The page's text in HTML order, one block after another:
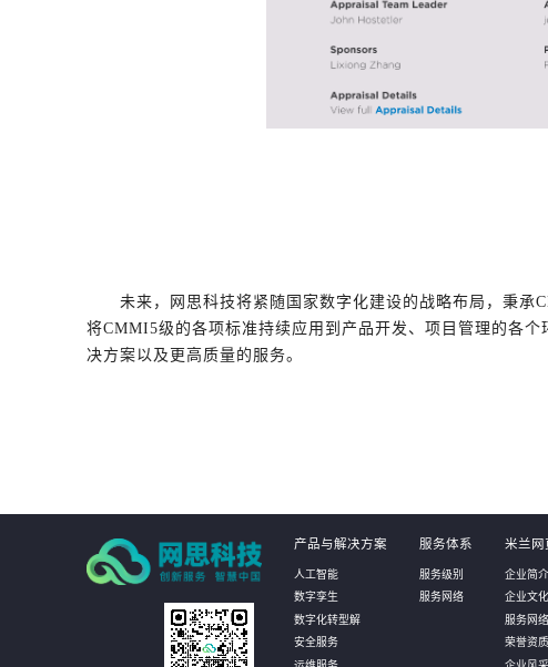
未来，网思科技将紧随国家数字化建设的战略布局，秉承
将CMMI5级的各项标准持续应用到产品开发、项目管理的各
决方案以及更高质量的服务。
产品与解决方案
人工智能
数字孪生
数字化转型解
安全服务
服务体系
服务级别
服务网络
米兰网
企业简介
企业文化
服务网络
荣誉资质